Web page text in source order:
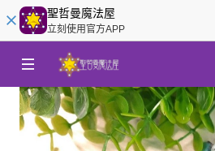
聖哲曼魔法屋
立刻使用官方APP